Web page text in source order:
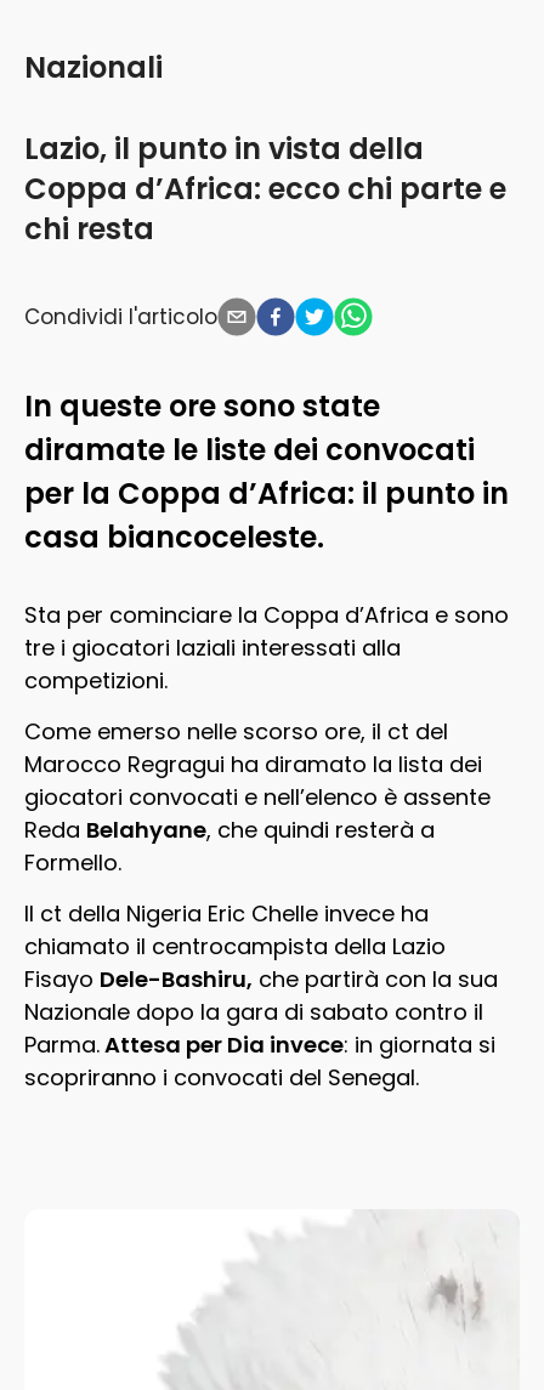
Lazio, il punto in vista della
Coppa d’Africa: ecco chi parte e
chi resta
Nazionali
Condividi l'articolo
In queste ore sono state
diramate le liste dei convocati
per la Coppa d’Africa: il punto in
casa biancoceleste.
Sta per cominciare la Coppa d’Africa e sono
tre i giocatori laziali interessati alla
competizioni.
Come emerso nelle scorso ore, il ct del
Marocco Regragui ha diramato la lista dei
giocatori convocati e nell’elenco è assente
Reda Belahyane, che quindi resterà a
Formello.
Il ct della Nigeria Eric Chelle invece ha
chiamato il centrocampista della Lazio
Fisayo Dele-Bashiru, che partirà con la sua
Nazionale dopo la gara di sabato contro il
Parma.Attesa per Dia invece: in giornata si
scopriranno i convocati del Senegal.